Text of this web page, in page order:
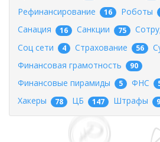
Рефинансирование 16 Роботы
Санация 16 Санкции 75
Соц сети 4 Страхование 56
Финансовая грамотность 90
Финансовые пирамиды 5 ФНС
Хакеры 78 ЦБ 147 Штрафы 9